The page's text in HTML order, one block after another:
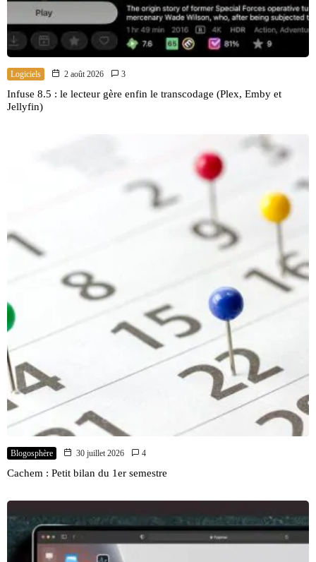
Logiciels 2 août 2026 3
Infuse 8.5 : le lecteur gère enfin le transcodage (Plex, Emby et
Jellyfin)
Blogosphère 30 juillet 2026 4
Cachem : Petit bilan du 1er semestre